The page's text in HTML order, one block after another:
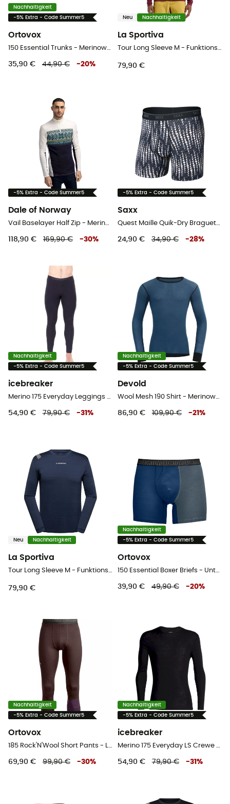
Nachhaltigkeit
-5% Extra - Code Summer5
Ortovox
150 Essential Trunks - Merinowolle Laufunterhosen
35,90 € 44,90 € -20%
Neu Nachhaltigkeit
La Sportiva
Tour Long Sleeve M - Funktionsunterwäsche - Herren
79,90 €
-5% Extra - Code Summer5
Dale of Norway
118,90 € 169,90 € -30%
-5% Extra - Code Summer5
Saxx
24,90 € 34,90 € -28%
Nachhaltigkeit
-5% Extra - Code Summer5
icebreaker
54,90 € 79,90 € -31 %
Nachhaltigkeit
-5% Extra - Code Summer5
Devold
86,90 € 109,90 € -21 %
Neu Nachhaltigkeit
La Sportiva
79,90 €
Nachhaltigkeit
-5% Extra - Code Summer5
Ortovox
39,90 € 49,90 € -20%
Nachhaltigkeit
-5% Extra - Code Summer5
Ortovox
69,90 € 99,90 € -30%
Nachhaltigkeit
-5% Extra - Code Summer5
icebreaker
54,90 € 79,90 € -31 %